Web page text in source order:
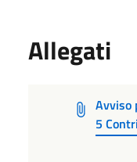
Allegati
Avviso
5